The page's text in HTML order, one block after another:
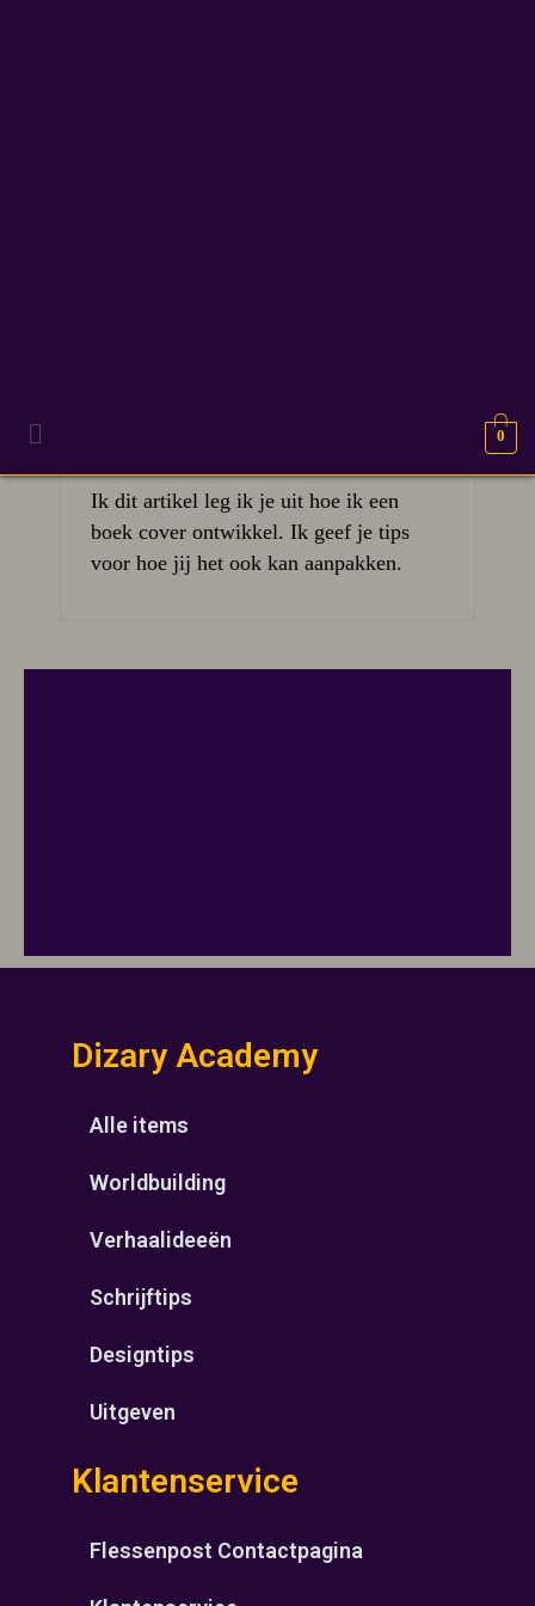
0
Ik dit artikel leg ik je uit hoe ik een
boek cover ontwikkel. Ik geef je tips
voor hoe jij het ook kan aanpakken.
Dizary Academy
Alle items
Worldbuilding
Verhaalideeën
Schrijftips
Designtips
Uitgeven
Klantenservice
Flessenpost Contactpagina